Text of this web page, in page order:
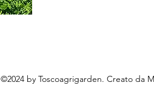
©2024 by Toscoagrigarden. Creato da